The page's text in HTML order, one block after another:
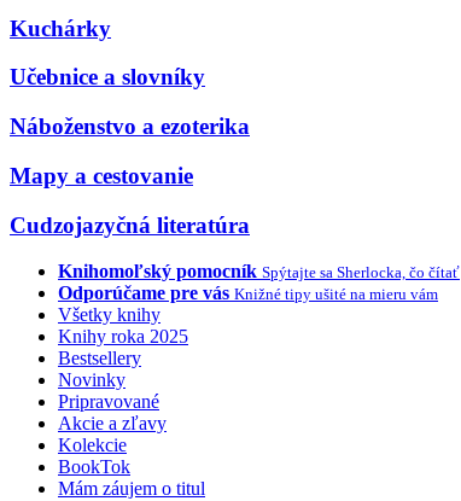
Kuchárky
Učebnice a slovníky
Náboženstvo a ezoterika
Mapy a cestovanie
Cudzojazyčná literatúra
Knihomoľský pomocník Spýtajte sa Sherlocka, čo čítať
Odporúčame pre vás Knižné tipy ušité na mieru vám
Všetky knihy
Knihy roka 2025
Bestsellery
Novinky
Pripravované
Akcie a zľavy
Kolekcie
BookTok
Mám záujem o titul